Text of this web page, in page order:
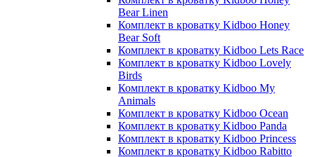
Bear Linen
Комплект в кроватку Kidboo Honey
Bear Soft
Комплект в кроватку Kidboo Lets Race
Комплект в кроватку Kidboo Lovely
Birds
Комплект в кроватку Kidboo My
Animals
Комплект в кроватку Kidboo Ocean
Комплект в кроватку Kidboo Panda
Комплект в кроватку Kidboo Princess
Комплект в кроватку Kidboo Rabitto